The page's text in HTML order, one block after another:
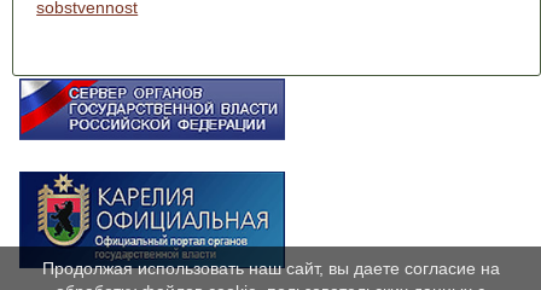
sobstvennost
Продолжая использовать наш сайт, вы даете согласие на